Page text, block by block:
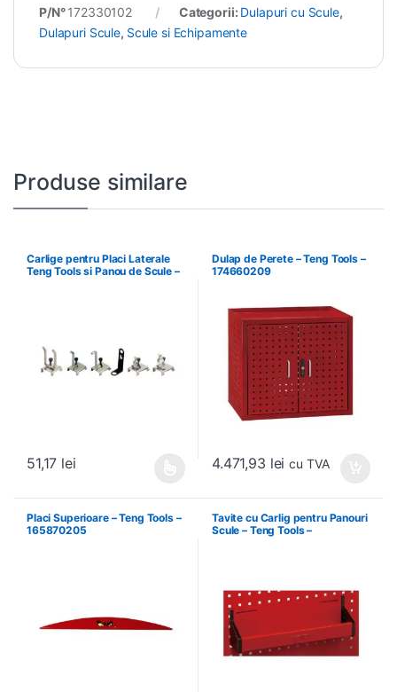
P/N°172330102 Categorii: Dulapuri cu Scule,
Dulapuri Scule, Scule si Echipamente
Produse similare
Carlige pentru Placi Laterale
Teng Tools si Panou de Scule –
51,17 lei
Dulap de Perete – Teng Tools –
174660209
4.471,93 lei cu TVA
Placi Superioare – Teng Tools –
165870205
Tavite cu Carlig pentru Panouri
Scule – Teng Tools –